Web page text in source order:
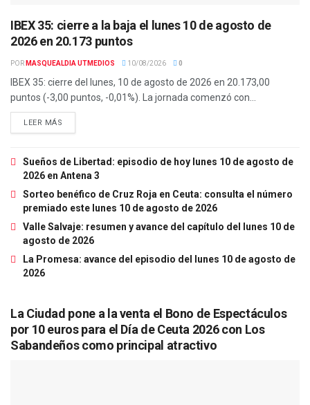
IBEX 35: cierre a la baja el lunes 10 de agosto de
2026 en 20.173 puntos
POR MASQUEALDIA UTMEDIOS 10/08/2026 0
IBEX 35: cierre del lunes, 10 de agosto de 2026 en 20.173,00
puntos (-3,00 puntos, -0,01%). La jornada comenzó con...
LEER MÁS
Sueños de Libertad: episodio de hoy lunes 10 de agosto de
2026 en Antena 3
Sorteo benéfico de Cruz Roja en Ceuta: consulta el número
premiado este lunes 10 de agosto de 2026
Valle Salvaje: resumen y avance del capítulo del lunes 10 de
agosto de 2026
La Promesa: avance del episodio del lunes 10 de agosto de
2026
La Ciudad pone a la venta el Bono de Espectáculos
por 10 euros para el Día de Ceuta 2026 con Los
Sabandeños como principal atractivo